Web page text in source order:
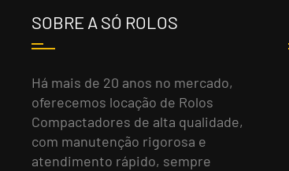
SOBRE A SÓ ROLOS
Há mais de 20 anos no mercado,
oferecemos locação de Rolos
Compactadores de alta qualidade,
com manutenção rigorosa e
atendimento rápido, sempre